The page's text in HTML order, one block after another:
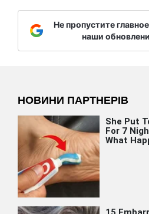
Не пропустите
наши